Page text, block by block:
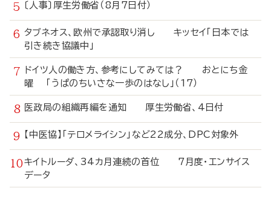
〔人事〕厚生労働省（8月7日付）
タブネオス、欧州で承認取り消し キッセイ「日本では
引き続き協議中」
ドイツ人の働き方、参考にしてみては？ おとにち金
曜 「うぱのちいさな一歩のはなし」（17）
医政局の組織再編を通知 厚生労働省、4日付
【中医協】「テロメライシン」など22成分、DPC対象外
キイトルーダ、34カ月連続の首位 7月度・エンサイス
データ